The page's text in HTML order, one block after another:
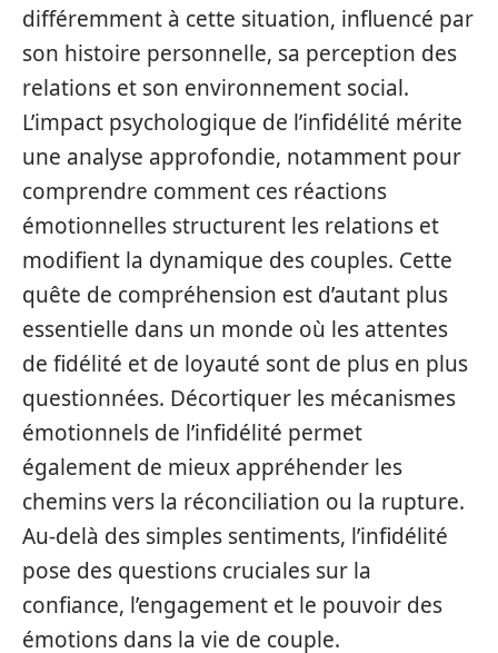
différemment à cette situation, influencé par
son histoire personnelle, sa perception des
relations et son environnement social.
L’impact psychologique de l’infidélité mérite
une analyse approfondie, notamment pour
comprendre comment ces réactions
émotionnelles structurent les relations et
modifient la dynamique des couples. Cette
quête de compréhension est d’autant plus
essentielle dans un monde où les attentes
de fidélité et de loyauté sont de plus en plus
questionnées. Décortiquer les mécanismes
émotionnels de l’infidélité permet
également de mieux appréhender les
chemins vers la réconciliation ou la rupture.
Au-delà des simples sentiments, l’infidélité
pose des questions cruciales sur la
confiance, l’engagement et le pouvoir des
émotions dans la vie de couple.